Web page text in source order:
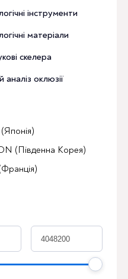
інструменти
матеріали
скелера
оклюзії
(Південна Корея)